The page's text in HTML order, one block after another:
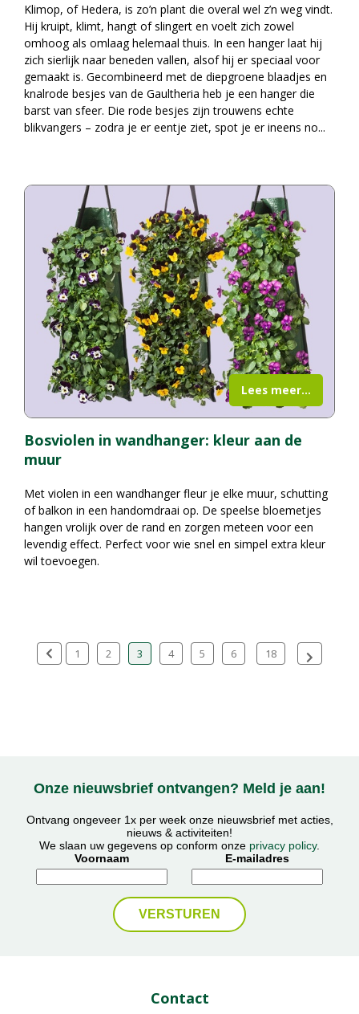
Klimop, of Hedera, is zo’n plant die overal wel z’n weg vindt.
Hij kruipt, klimt, hangt of slingert en voelt zich zowel
omhoog als omlaag helemaal thuis. In een hanger laat hij
zich sierlijk naar beneden vallen, alsof hij er speciaal voor
gemaakt is. Gecombineerd met de diepgroene blaadjes en
knalrode besjes van de Gaultheria heb je een hanger die
barst van sfeer. Die rode besjes zijn trouwens echte
blikvangers – zodra je er eentje ziet, spot je er ineens no...
Bosviolen in wandhanger: kleur aan de
muur
Met violen in een wandhanger fleur je elke muur, schutting
of balkon in een handomdraai op. De speelse bloemetjes
hangen vrolijk over de rand en zorgen meteen voor een
levendig effect. Perfect voor wie snel en simpel extra kleur
wil toevoegen.
Lees meer...
1 2 3 4 5 6 18
Onze nieuwsbrief ontvangen? Meld je aan!
Ontvang ongeveer 1x per week onze nieuwsbrief met acties,
nieuws & activiteiten!
We slaan uw gegevens op conform onze privacy policy.
Voornaam
E-mailadres
Contact